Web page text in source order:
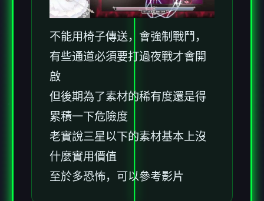
不能用椅子傳送，會強制戰鬥，
有些通道必須要打過夜戰才會開
啟
但後期為了素材的稀有度還是得
累積一下危險度
老實說三星以下的素材基本上沒
什麼實用價值
至於多恐怖，可以參考影片